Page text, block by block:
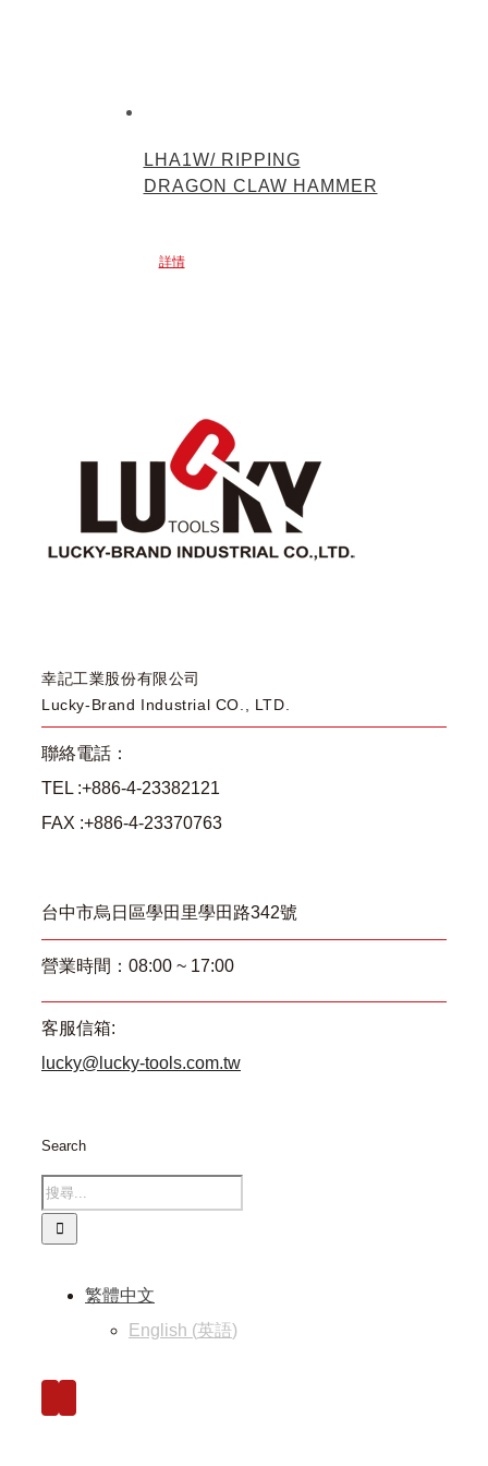
LHA1W/ RIPPING
DRAGON CLAW HAMMER
詳情
幸記工業股份有限公司
Lucky-Brand Industrial CO., LTD.
聯絡電話：
TEL :+886-4-23382121
FAX :+886-4-23370763
台中市烏日區學田里學田路342號
營業時間：08:00 ~ 17:00
客服信箱:
lucky@lucky-tools.com.tw
Search
繁體中文
English (英語)